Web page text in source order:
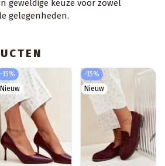
geweldige keuze voor zowel
gelegenheden.
-15%
Nieuw
-15%
Nieuw